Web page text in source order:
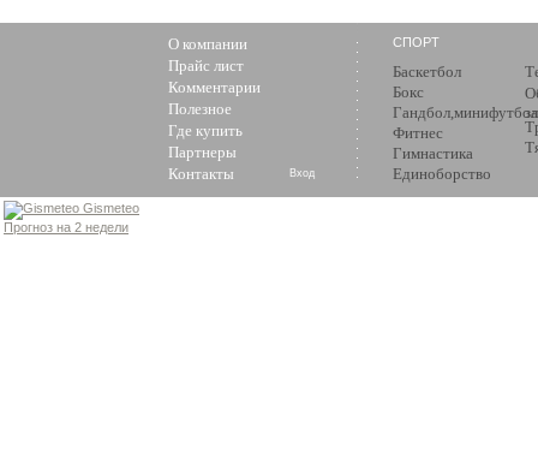
О компании
Прайс лист
Комментарии
Полезное
Где купить
Партнеры
Контакты
СПОРТ
Баскетбол
Бокс
Гандбол,минифутбол
Фитнес
Гимнастика
Единоборство
Вход
Gismeteo
Прогноз на 2 недели